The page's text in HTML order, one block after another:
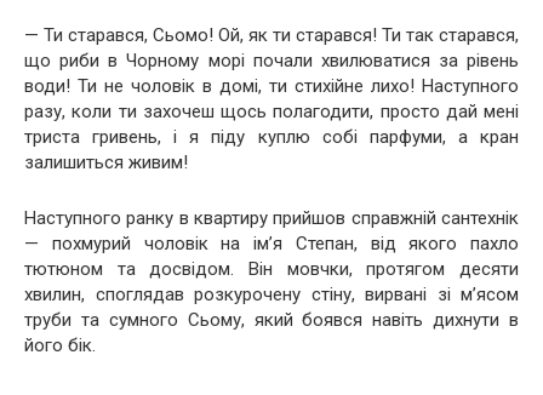
— Ти старався, Сьомо! Ой, як ти старався! Ти так старався,
що риби в Чорному морі почали хвилюватися за рівень
води! Ти не чоловік в домі, ти стихійне лихо! Наступного
разу, коли ти захочеш щось полагодити, просто дай мені
триста гривень, і я піду куплю собі парфуми, а кран
залишиться живим!
Наступного ранку в квартиру прийшов справжній сантехнік
— похмурий чоловік на ім’я Степан, від якого пахло
тютюном та досвідом. Він мовчки, протягом десяти
хвилин, споглядав розкурочену стіну, вирвані зі м’ясом
труби та сумного Сьому, який боявся навіть дихнути в
його бік.